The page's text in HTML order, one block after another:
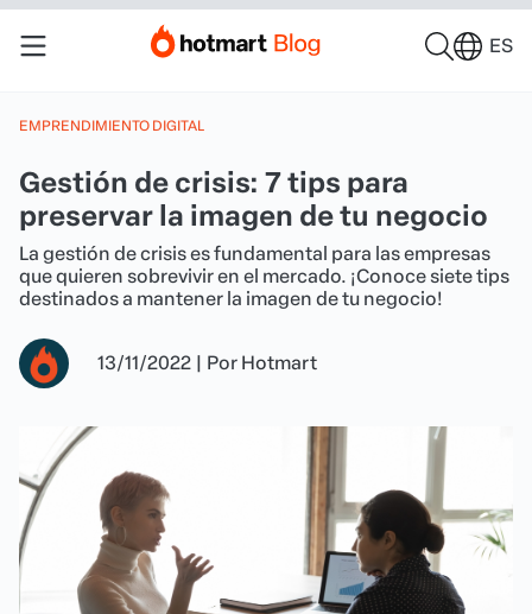
ES
EMPRENDIMIENTO DIGITAL
Gestión de crisis: 7 tips para
preservar la imagen de tu negocio
La gestión de crisis es fundamental para las empresas
que quieren sobrevivir en el mercado. ¡Conoce siete tips
destinados a mantener la imagen de tu negocio!
13/11/2022 | Por Hotmart